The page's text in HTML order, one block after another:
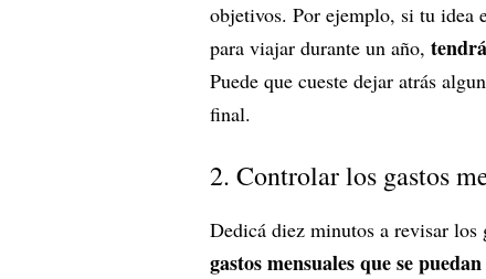
objetivos. Por ejemplo, si tu idea
para viajar durante un año,
Puede que cueste dejar atrás
final.
2. Controlar los gastos
Dedicá diez minutos a revisar los
gastos mensuales que se